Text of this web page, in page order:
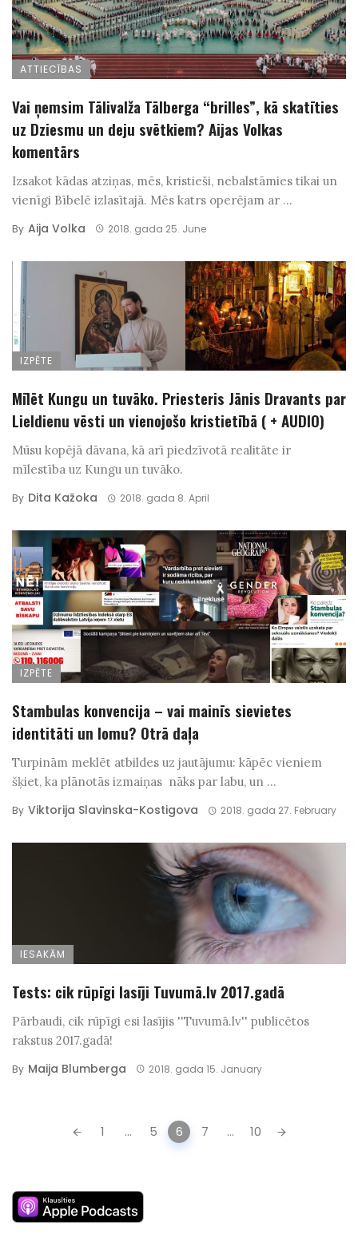
ATTIECĪBAS
Vai ņemsim Tālivalža Tālberga “brilles”, kā skatīties
uz Dziesmu un deju svētkiem? Aijas Volkas
komentārs
Izsakot kādas atziņas, mēs, kristieši, nebalstāmies tikai un
vienīgi Bībelē izlasītajā. Mēs katrs operējam ar ...
By Aija Volka 2018. gada 25. June
IZPĒTE
Mīlēt Kungu un tuvāko. Priesteris Jānis Dravants par
Lieldienu vēsti un vienojošo kristietībā ( + AUDIO)
Mūsu kopējā dāvana, kā arī piedzīvotā realitāte ir
mīlestība uz Kungu un tuvāko.
By Dita Kažoka 2018. gada 8. April
IZPĒTE
Stambulas konvencija – vai mainīs sievietes
identitāti un lomu? Otrā daļa
Turpinām meklēt atbildes uz jautājumu: kāpēc vieniem
šķiet, ka plānotās izmaiņas nāks par labu, un ...
By Viktorija Slavinska-Kostigova 2018. gada 27. February
IESAKĀM
Tests: cik rūpīgi lasīji Tuvumā.lv 2017.gadā
Pārbaudi, cik rūpīgi esi lasījis ''Tuvumā.lv'' publicētos
rakstus 2017.gadā!
By Maija Blumberga 2018. gada 15. January
1 ... 5 6 7 ... 10